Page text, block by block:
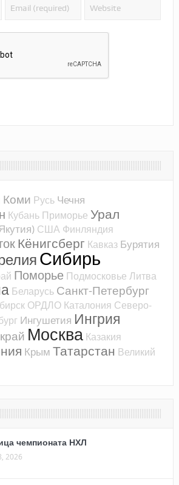
Коми Русь Чечня
Кубань Приморье Урал
США Финляндия
Кёнигсберг Кавказ Бурятия
Сибирь
Поморье Подмосковье Литва
Беларусь Санкт-Петербург
ОРДЛО Каталония Северо-
Ингушетия Ингрия
Москва Казакия
Крым Татарстан Великий
чемпионата НХЛ
2026